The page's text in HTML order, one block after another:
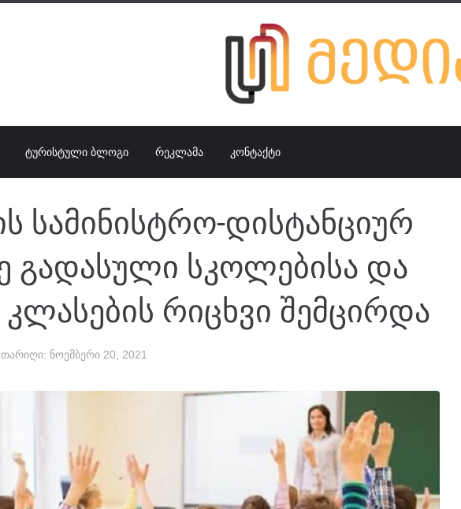
ᲢᲣᲠᲘᲡᲢᲣᲚᲘ ᲑᲚᲝᲒᲘ ᲠᲔᲙᲚᲐᲛᲐ ᲙᲝᲜᲢᲐᲥᲢᲘ
სამინისტრო-დისტანციურ
გადასული სკოლებისა და
რიცხვი შემცირდა
თარიღი: ნოემბერი 20, 2021